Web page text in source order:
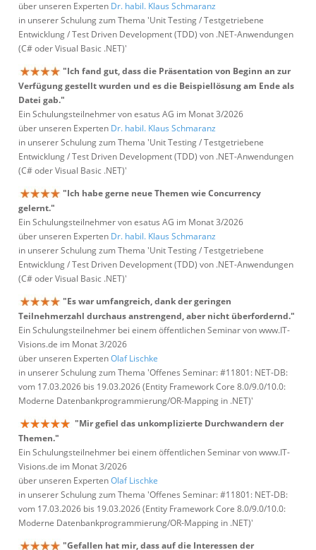
über unseren Experten Dr. habil. Klaus Schmaranz
in unserer Schulung zum Thema 'Unit Testing / Testgetriebene
Entwicklung / Test Driven Development (TDD) von .NET-Anwendungen
(C# oder Visual Basic .NET)'
"Ich fand gut, dass die Präsentation von Beginn an zur
Verfügung gestellt wurden und es die Beispiellösung am Ende als
Datei gab."
Ein Schulungsteilnehmer von esatus AG im Monat 3/2026
über unseren Experten Dr. habil. Klaus Schmaranz
in unserer Schulung zum Thema 'Unit Testing / Testgetriebene
Entwicklung / Test Driven Development (TDD) von .NET-Anwendungen
(C# oder Visual Basic .NET)'
"Ich habe gerne neue Themen wie Concurrency
gelernt."
Ein Schulungsteilnehmer von esatus AG im Monat 3/2026
über unseren Experten Dr. habil. Klaus Schmaranz
in unserer Schulung zum Thema 'Unit Testing / Testgetriebene
Entwicklung / Test Driven Development (TDD) von .NET-Anwendungen
(C# oder Visual Basic .NET)'
"Es war umfangreich, dank der geringen
Teilnehmerzahl durchaus anstrengend, aber nicht überfordernd."
Ein Schulungsteilnehmer bei einem öffentlichen Seminar von www.IT-
Visions.de im Monat 3/2026
über unseren ExpertenOlaf Lischke
in unserer Schulung zum Thema 'Offenes Seminar: #11801: NET-DB:
vom 17.03.2026 bis 19.03.2026 (Entity Framework Core 8.0/9.0/10.0:
Moderne Datenbankprogrammierung/OR-Mapping in .NET)'
"Mir gefiel das unkomplizierte Durchwandern der
Themen."
Ein Schulungsteilnehmer bei einem öffentlichen Seminar von www.IT-
Visions.de im Monat 3/2026
über unseren ExpertenOlaf Lischke
in unserer Schulung zum Thema 'Offenes Seminar: #11801: NET-DB:
vom 17.03.2026 bis 19.03.2026 (Entity Framework Core 8.0/9.0/10.0:
Moderne Datenbankprogrammierung/OR-Mapping in .NET)'
"Gefallen hat mir, dass auf die Interessen der